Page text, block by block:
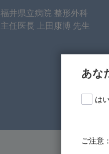
あな
は
ご注意：
福井県立病院 整形外科
主任医長 上田康博 先生